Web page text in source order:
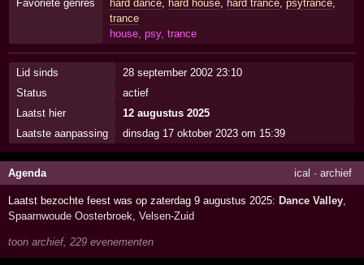
Favoriete genres hard dance, hard house, hard trance, psytrance,
trance
house, psy, trance
Lid sinds
28 september 2002 23:10
Status
actief
Laatst hier
12 augustus 2025
Laatste aanpassing
dinsdag 17 oktober 2023 om 15:39
Agenda ical · archief
Laatst bezochte feest was op zaterdag 9 augustus 2025: Dance Valley,
Spaarnwoude Oosterbroek,Velsen-Zuid
toon archief, 229 evenementen